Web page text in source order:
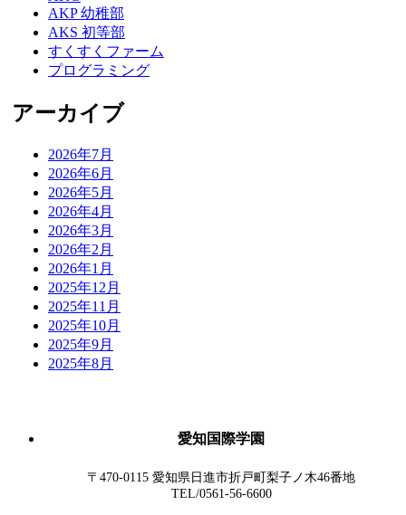
AKP 幼稚部
AKS 初等部
すくすくファーム
プログラミング
アーカイブ
2026年7月
2026年6月
2026年5月
2026年4月
2026年3月
2026年2月
2026年1月
2025年12月
2025年11月
2025年10月
2025年9月
2025年8月
愛知国際学園
〒470-0115 愛知県日進市折戸町梨子ノ木46番地
TEL/0561-56-6600